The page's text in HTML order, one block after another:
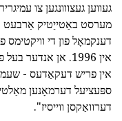
געווען געצווונגען צו
מערסט באַטייַטיק אַרבעט
דענקמאָל פון די
אין 1996. אן
אין פריש דעקאַדעס -
ספּעציעל דערמאָנען
דערוואַקסן ווייסיז".